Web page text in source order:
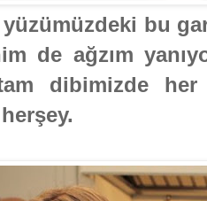
yüzümüzdeki bu
de ağzım
dibimizde her